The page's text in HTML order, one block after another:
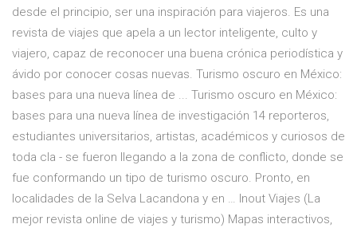
desde el principio, ser una inspiración para viajeros. Es una
revista de viajes que apela a un lector inteligente, culto y
viajero, capaz de reconocer una buena crónica periodística y
ávido por conocer cosas nuevas. Turismo oscuro en México:
bases para una nueva línea de ... Turismo oscuro en México:
bases para una nueva línea de investigación 14 reporteros,
estudiantes universitarios, artistas, académicos y curiosos de
toda cla - se fueron llegando a la zona de conflicto, donde se
fue conformando un tipo de turismo oscuro. Pronto, en
localidades de la Selva Lacandona y en … Inout Viajes (La
mejor revista online de viajes y turismo) Mapas interactivos,